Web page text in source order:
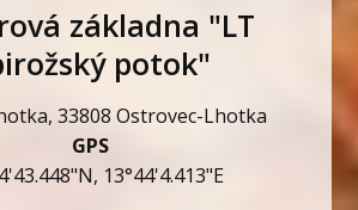
základna "LT
potok"
33808 Ostrovec-Lhotka
GPS
13°44'4.413"E